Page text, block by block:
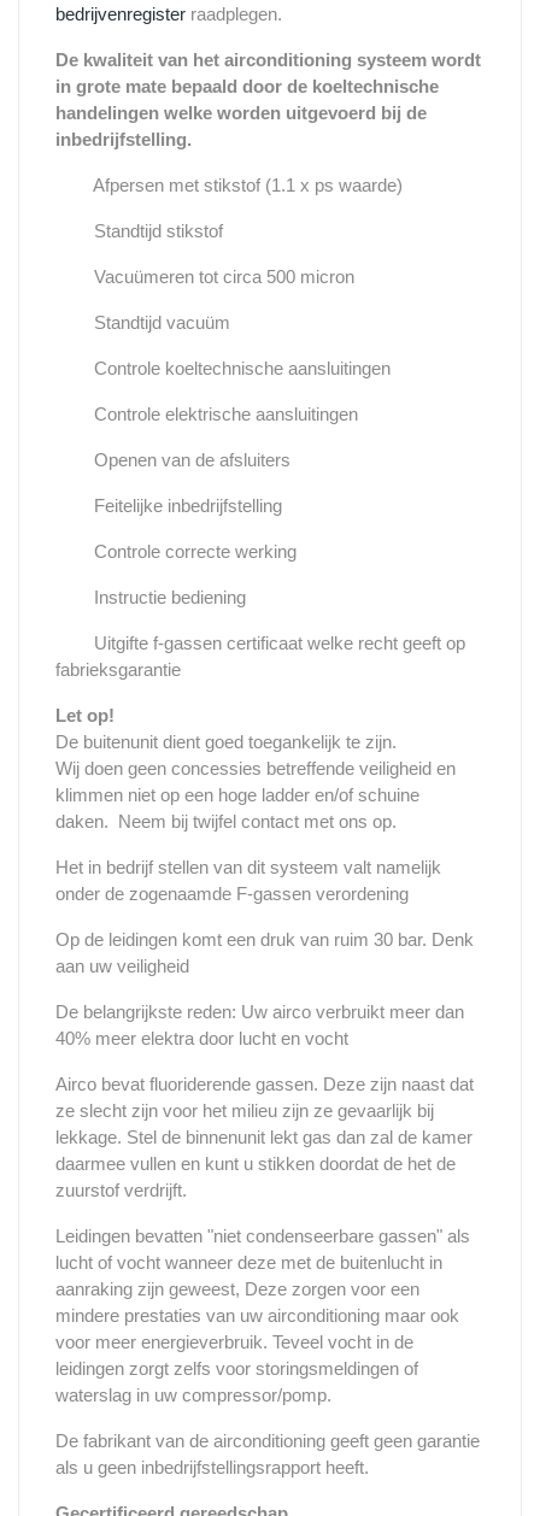
bedrijvenregister raadplegen.
De kwaliteit van het airconditioning systeem wordt
in grote mate bepaald door de koeltechnische
handelingen welke worden uitgevoerd bij de
inbedrijfstelling.
Afpersen met stikstof (1.1 x ps waarde)
Standtijd stikstof
Vacuümeren tot circa 500 micron
Standtijd vacuüm
Controle koeltechnische aansluitingen
Controle elektrische aansluitingen
Openen van de afsluiters
Feitelijke inbedrijfstelling
Controle correcte werking
Instructie bediening
Uitgifte f-gassen certificaat welke recht geeft op
fabrieksgarantie
Let op!
De buitenunit dient goed toegankelijk te zijn.
Wij doen geen concessies betreffende veiligheid en
klimmen niet op een hoge ladder en/of schuine
daken. Neem bij twijfel contact met ons op.
Het in bedrijf stellen van dit systeem valt namelijk
onder de zogenaamde F-gassen verordening
Op de leidingen komt een druk van ruim 30 bar. Denk
aan uw veiligheid
De belangrijkste reden: Uw airco verbruikt meer dan
40% meer elektra door lucht en vocht
Airco bevat fluoriderende gassen. Deze zijn naast dat
ze slecht zijn voor het milieu zijn ze gevaarlijk bij
lekkage. Stel de binnenunit lekt gas dan zal de kamer
daarmee vullen en kunt u stikken doordat de het de
zuurstof verdrijft.
Leidingen bevatten "niet condenseerbare gassen" als
lucht of vocht wanneer deze met de buitenlucht in
aanraking zijn geweest, Deze zorgen voor een
mindere prestaties van uw airconditioning maar ook
voor meer energieverbruik. Teveel vocht in de
leidingen zorgt zelfs voor storingsmeldingen of
waterslag in uw compressor/pomp.
De fabrikant van de airconditioning geeft geen garantie
als u geen inbedrijfstellingsrapport heeft.